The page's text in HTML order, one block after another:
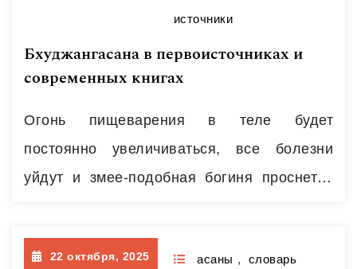
источники
Бхуджангасана в первоисточниках и
современных книгах
Огонь пищеварения в теле будет
постоянно увеличиваться, все болезни
уйдут и змее-подобная богиня проснется
бхуджангасаны» (2.43). это самое раннее
упоминание позы в тексте «Гхеранда-
22 октября, 2025 асаны ,
словарь